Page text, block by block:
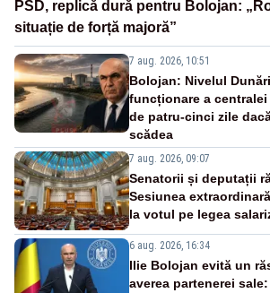
PSD, replică dură pentru Bolojan:
situație de forță majoră”
7 aug. 2026, 10:51
Bolojan: Nivelul
funcționare a centralei
de patru-cinci zile
scădea
7 aug. 2026, 09:07
Senatorii și deputații
Sesiunea
la votul pe legea
6 aug. 2026, 16:34
Ilie Bolojan evită un
averea partenerei